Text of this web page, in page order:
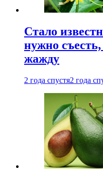
Стало
нужно
жажду
2 года спустя2 года